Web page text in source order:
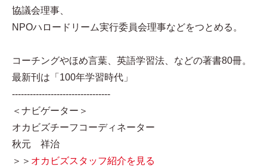
協議会理事、
NPOハロードリーム実行委員会理事などをつとめる。
コーチングやほめ言葉、英語学習法、などの著書80冊。
最新刊は「100年学習時代」
---------------------------------
＜ナビゲーター＞
オカビズチーフコーディネーター
秋元 祥治
＞＞ オカビズスタッフ紹介を見る